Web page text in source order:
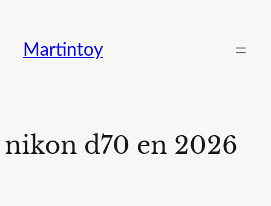
contenido
Martintoy
nikon d70 en 2026